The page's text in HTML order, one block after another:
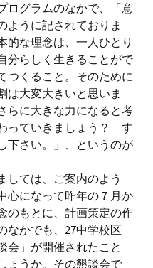
ログラムのなかで、「意
ように記されておりま
的な理念は、一人ひとり
分らしく生きることがで
つくること。そのために
は大変大きいと思いま
らに大きな力になると考
っていきましょう？ す
下さい。」、というのが
しては、ご案内のよう
心になって昨年の７月か
のもとに、計画策定の作
なかでも、27中学校区
会」が開催されたこと
ょうか。その懇談会で